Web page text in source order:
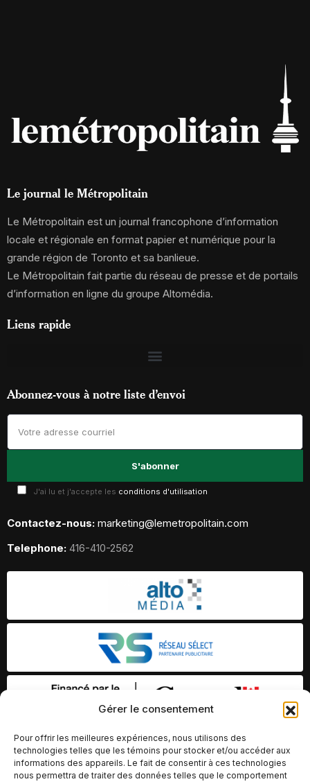
Gérer le consentement
Pour offrir les meilleures expériences, nous utilisons des
technologies telles que les témoins pour stocker et/ou accéder aux
informations des appareils. Le fait de consentir à ces technologies
nous permettra de traiter des données telles que le comportement
Le journal le Métropolitain
Le Métropolitain est un journal francophone d’information
locale et régionale en format papier et numérique pour la
grande région de Toronto et sa banlieue.
Le Métropolitain fait partie du réseau de presse et de portails
d’information en ligne du groupe Altomédia.
Liens rapide
Abonnez-vous à notre liste d’envoi
J'ai lu et j'accepte les conditions d'utilisation
Contactez-nous: marketing@lemetropolitain.com
Telephone: 416-410-2562